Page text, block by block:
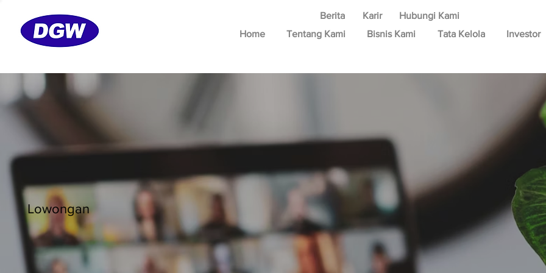
Berita Karir
Hubungi Kami
Home
Tentang Kami Bisnis Kami Tata Kelola Investor
Lowongan